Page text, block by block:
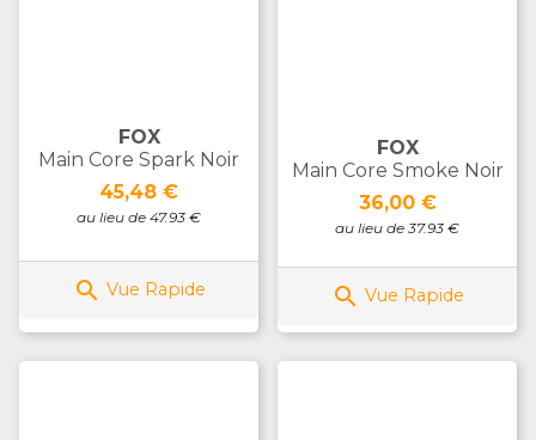
FOX
Main Core Spark Noir
Prix
45,48 €
au lieu de 47.93 €
 Vue Rapide
FOX
Main Core Smoke Noir
Prix
36,00 €
au lieu de 37.93 €
 Vue Rapide